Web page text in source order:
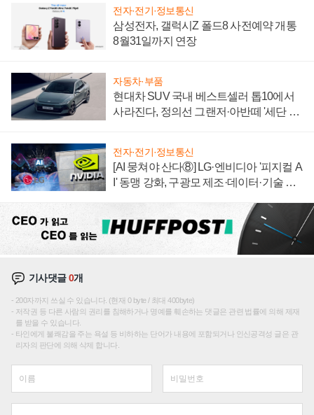
전자·전기·정보통신
삼성전자, 갤럭시Z 폴드8 사전예약 개통
8월31일까지 연장
자동차·부품
현대차 SUV 국내 베스트셀러 톱10에서
사라진다, 정의선 그랜저·아반떼 '세단 쌍
전자·전기·정보통신
[AI 뭉쳐야 산다⑧] LG·엔비디아 '피지컬 A
I' 동맹 강화, 구광모 제조·데이터·기술 결
기사댓글0개
200자까지 쓰실 수 있습니다. (현재 0 byte / 최대 400byte)
저작권 등 다른 사람의 권리를 침해하거나 명예를 훼손하는 댓글은 관련 법률에 의해 제재
를 받을 수 있습니다.
타인에게 불쾌감을 주는 욕설 등 비하하는 단어가 내용에 포함되거나 인신공격성 글은 관
리자의 판단에 의해 삭제 합니다.